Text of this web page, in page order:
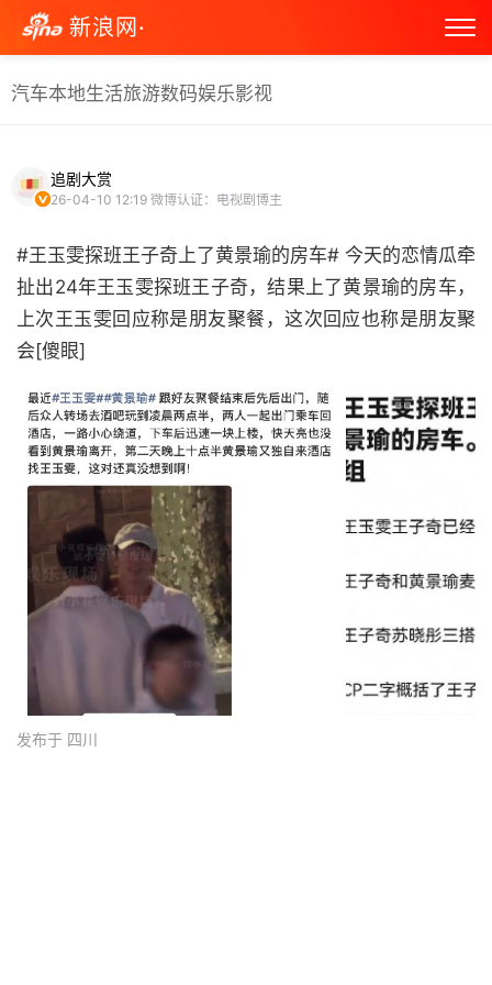
新浪网·
汽车本地生活旅游数码娱乐影视
追剧大赏
26-04-10 12:19 微博认证：电视剧博主
#王玉雯探班王子奇上了黄景瑜的房车# 今天的恋情瓜牵
扯出24年王玉雯探班王子奇，结果上了黄景瑜的房车，
上次王玉雯回应称是朋友聚餐，这次回应也称是朋友聚
会[傻眼] ​
发布于 四川